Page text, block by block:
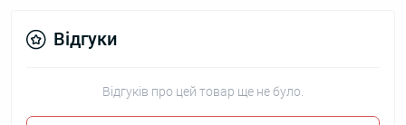
Відгуки
Відгуків про цей товар ще не було.